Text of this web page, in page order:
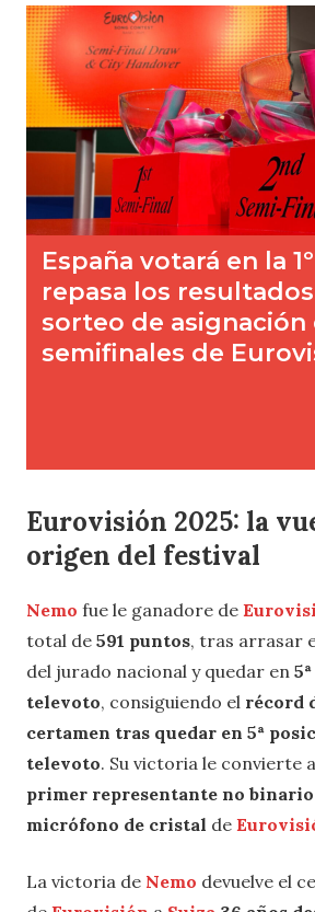
Eurovisión 2025: la
origen del festival
Nemo fue le ganadore de
total de 591 puntos, tras arrasar
del jurado nacional y quedar en
televoto, consiguiendo el récord
certamen tras quedar en 5ª
televoto. Su victoria le convierte
primer representante no
micrófono de cristal de
La victoria de Nemo devuelve el